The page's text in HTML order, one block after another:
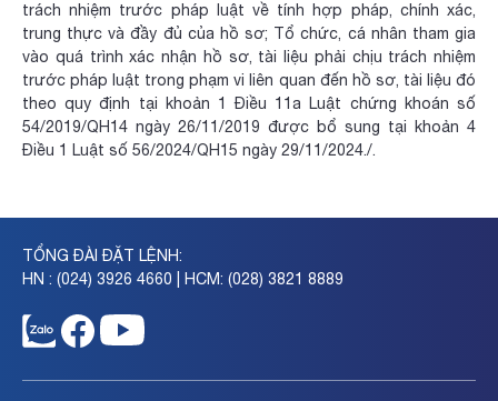
trách nhiệm trước pháp luật về tính hợp pháp, chính xác,
trung thực và đầy đủ của hồ sơ; Tổ chức, cá nhân tham gia
vào quá trình xác nhận hồ sơ, tài liệu phải chịu trách nhiệm
trước pháp luật trong phạm vi liên quan đến hồ sơ, tài liệu đó
theo quy định tại khoản 1 Điều 11a Luật chứng khoán số
54/2019/QH14 ngày 26/11/2019 được bổ sung tại khoản 4
Điều 1 Luật số 56/2024/QH15 ngày 29/11/2024./.
TỔNG ĐÀI ĐẶT LỆNH:
HN : (024) 3926 4660 | HCM: (028) 3821 8889